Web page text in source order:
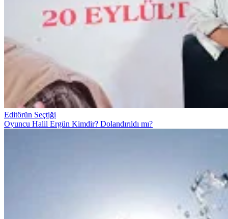
Editörün Seçtiği
Oyuncu Halil Ergün Kimdir? Dolandırıldı mı?